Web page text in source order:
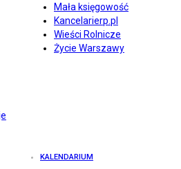
Mała księgowość
Kancelarierp.pl
Wieści Rolnicze
Życie Warszawy
KALENDARIUM